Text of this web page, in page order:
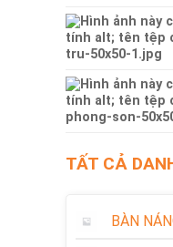
TẤT CẢ
BÀN